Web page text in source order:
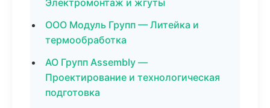
Электромонтаж и жгуты
ООО Модуль Групп — Литейка и
термообработка
АО Групп Assembly —
Проектирование и технологическая
подготовка